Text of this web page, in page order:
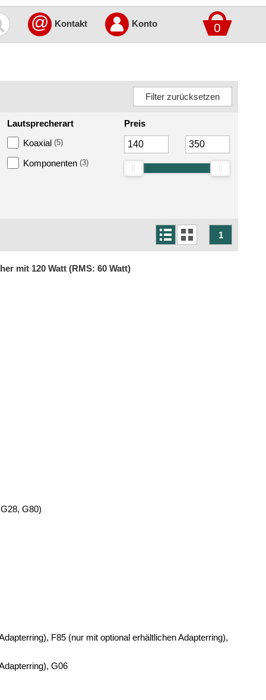
0
@ Kontakt Konto
Lautsprecherart
Koaxial (5)
Komponenten (3)
Preis
1
mit 120 Watt (RMS: 60 Watt)
G80)
F85 (nur mit optional erhältlichen Adapterring),
G06